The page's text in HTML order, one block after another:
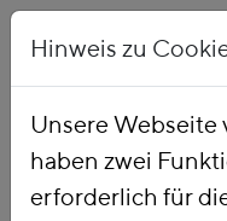
Startseite Publikationen
Hinweis zu
Unsere Webseite
haben zwei
erforderlich für